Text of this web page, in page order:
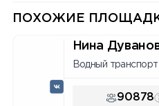
ПОХОЖИЕ
Нина
Водный транспорт
90878